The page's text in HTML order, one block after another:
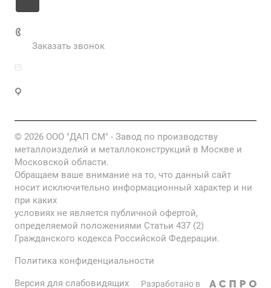
Заказать звонок
© 2026 ООО "ДАП СМ" - Завод по производству
металлоизделий и металлоконструкций в Москве и
Московской области.
Обращаем ваше внимание на то, что данный сайт
носит исключительно информационный характер и ни
при каких
условиях не является публичной офертой,
определяемой положениями Статьи 437 (2)
Гражданского кодекса Российской Федерации.
Политика конфиденциальности
Версия для слабовидящих Разработано в